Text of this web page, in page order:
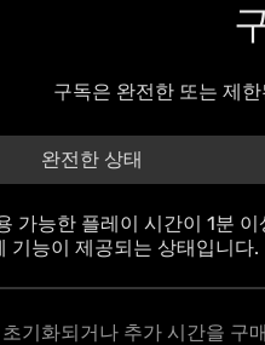
구독은 완전한 또는 제
완전한 상태
가능한 플레이 시간이 1분 이
기능이 제공되는 상태입니다.
기화되거나 추가 시간을 구